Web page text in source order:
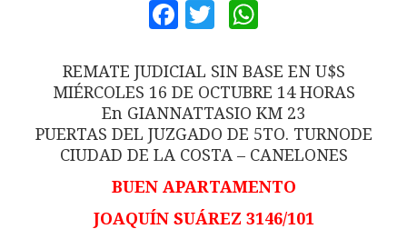
Facebook
Twitter
REMATE JUDICIAL SIN BASE EN U$S
MIÉRCOLES 16 DE OCTUBRE 14 HORAS
En GIANNATTASIO KM 23
PUERTAS DEL JUZGADO DE 5TO. TURNODE
CIUDAD DE LA COSTA – CANELONES
BUEN APARTAMENTO
JOAQUÍN SUÁREZ 3146/101